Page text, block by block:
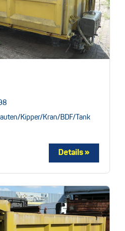
Kipper/Kran/BDF/Tank